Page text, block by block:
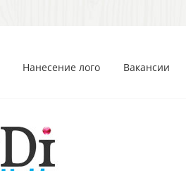
Нанесение лого Вакансии